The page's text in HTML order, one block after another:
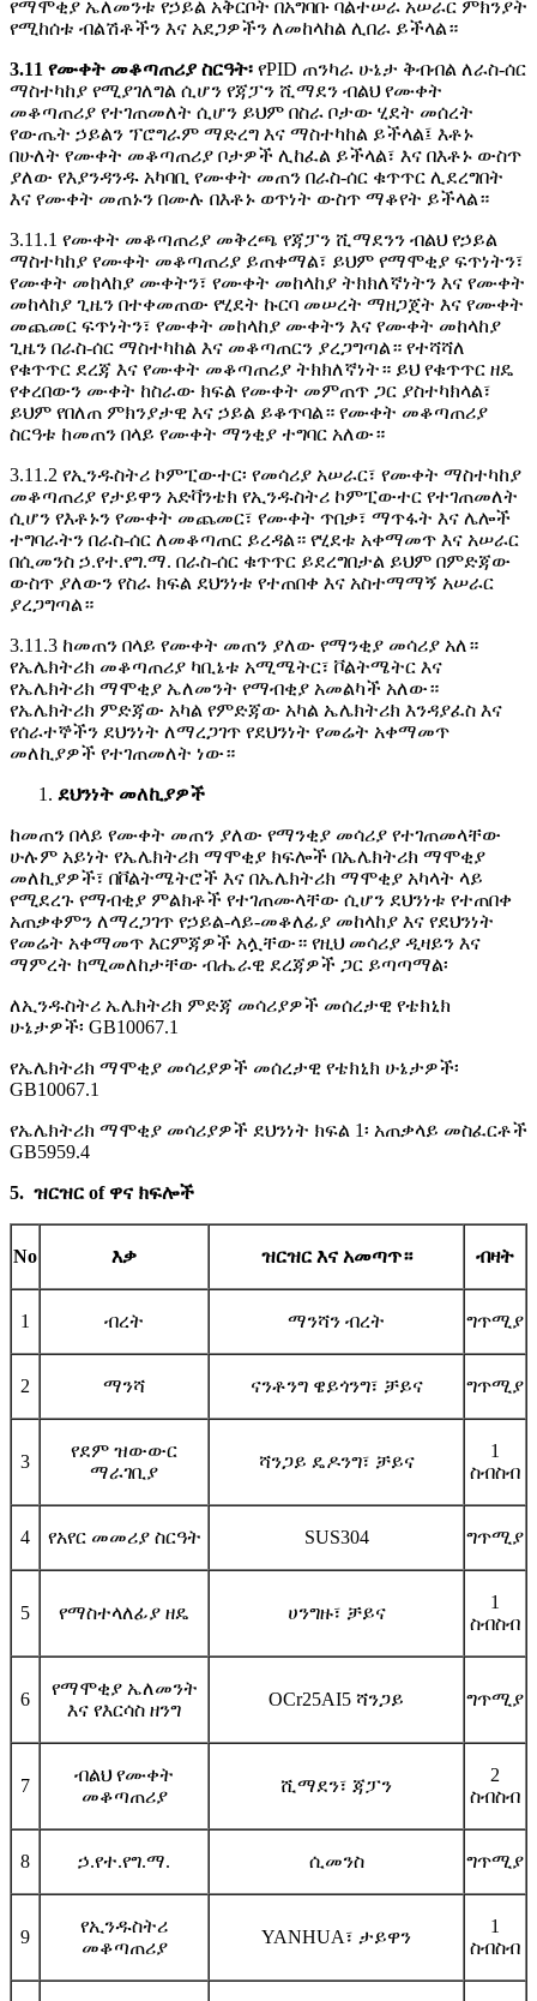
የማሞቂያ ኤለመንቱ የኃይል አቅርቦት በአግባቡ ባልተሠራ አሠራር ምክንያት
የሚከሰቱ ብልሽቶችን እና አደጋዎችን ለመከላከል ሊበራ ይችላል።
3.11 የሙቀት መቆጣጠሪያ ስርዓት፡ የPID ጠንካራ ሁኔታ ቅብብል ለራስ-ሰር
ማስተካከያ የሚያገለግል ሲሆን የጃፓን ሺማደን ብልህ የሙቀት
መቆጣጠሪያ የተገጠመለት ሲሆን ይህም በስራ ቦታው ሂደት መሰረት
የውጤት ኃይልን ፕሮግራም ማድረግ እና ማስተካከል ይችላል፤ እቶኑ
በሁለት የሙቀት መቆጣጠሪያ ቦታዎች ሊከፈል ይችላል፣ እና በእቶኑ ውስጥ
ያለው የእያንዳንዱ አካባቢ የሙቀት መጠን በራስ-ሰር ቁጥጥር ሊደረግበት
እና የሙቀት መጠኑን በሙሉ በእቶኑ ወጥነት ውስጥ ማቆየት ይችላል።
3.11.1 የሙቀት መቆጣጠሪያ መቅረጫ የጃፓን ሺማደንን ብልህ የኃይል
ማስተካከያ የሙቀት መቆጣጠሪያ ይጠቀማል፣ ይህም የማሞቂያ ፍጥነትን፣
የሙቀት መከላከያ ሙቀትን፣ የሙቀት መከላከያ ትክክለኛነትን እና የሙቀት
መከላከያ ጊዜን በተቀመጠው የሂደት ኩርባ መሠረት ማዘጋጀት እና የሙቀት
መጨመር ፍጥነትን፣ የሙቀት መከላከያ ሙቀትን እና የሙቀት መከላከያ
ጊዜን በራስ-ሰር ማስተካከል እና መቆጣጠርን ያረጋግጣል። የተሻሻለ
የቁጥጥር ደረጃ እና የሙቀት መቆጣጠሪያ ትክክለኛነት። ይህ የቁጥጥር ዘዴ
የቀረበውን ሙቀት ከስራው ክፍል የሙቀት መምጠጥ ጋር ያስተካክላል፣
ይህም የበለጠ ምክንያታዊ እና ኃይል ይቆጥባል። የሙቀት መቆጣጠሪያ
ስርዓቱ ከመጠን በላይ የሙቀት ማንቂያ ተግባር አለው።
3.11.2 የኢንዱስትሪ ኮምፒውተር፡ የመሳሪያ አሠራር፣ የሙቀት ማስተካከያ
መቆጣጠሪያ የታይዋን አድቫንቴክ የኢንዱስትሪ ኮምፒውተር የተገጠመለት
ሲሆን የእቶኑን የሙቀት መጨመር፣ የሙቀት ጥበቃ፣ ማጥፋት እና ሌሎች
ተግባራትን በራስ-ሰር ለመቆጣጠር ይረዳል። የሂደቱ አቀማመጥ እና አሠራር
በሲመንስ ኃ.የተ.የግ.ማ. በራስ-ሰር ቁጥጥር ይደረግበታል ይህም በምድጃው
ውስጥ ያለውን የስራ ክፍል ደህንነቱ የተጠበቀ እና አስተማማኝ አሠራር
ያረጋግጣል።
3.11.3 ከመጠን በላይ የሙቀት መጠን ያለው የማንቂያ መሳሪያ አለ።
የኤሌክትሪክ መቆጣጠሪያ ካቢኔቱ አሚሜትር፣ ቮልትሜትር እና
የኤሌክትሪክ ማሞቂያ ኤለመንት የማብቂያ አመልካች አለው።
የኤሌክትሪክ ምድጃው አካል የምድጃው አካል ኤሌክትሪክ እንዳያፈስ እና
የሰራተኞችን ደህንነት ለማረጋገጥ የደህንነት የመሬት አቀማመጥ
መለኪያዎች የተገጠመለት ነው።
ደህንነት መለኪያዎች
ከመጠን በላይ የሙቀት መጠን ያለው የማንቂያ መሳሪያ የተገጠመላቸው
ሁሉም አይነት የኤሌክትሪክ ማሞቂያ ክፍሎች በኤሌክትሪክ ማሞቂያ
መለኪያዎች፣ በቮልትሜትሮች እና በኤሌክትሪክ ማሞቂያ አካላት ላይ
የሚደረጉ የማብቂያ ምልክቶች የተገጠሙላቸው ሲሆን ደህንነቱ የተጠበቀ
አጠቃቀምን ለማረጋገጥ የኃይል-ላይ-መቆለፊያ መከላከያ እና የደህንነት
የመሬት አቀማመጥ እርምጃዎች አሏቸው። የዚህ መሳሪያ ዲዛይን እና
ማምረት ከሚመለከታቸው ብሔራዊ ደረጃዎች ጋር ይጣጣማል፡
ለኢንዱስትሪ ኤሌክትሪክ ምድጃ መሳሪያዎች መሰረታዊ የቴክኒክ
ሁኔታዎች፡ GB10067.1
የኤሌክትሪክ ማሞቂያ መሳሪያዎች መሰረታዊ የቴክኒክ ሁኔታዎች፡
GB10067.1
የኤሌክትሪክ ማሞቂያ መሳሪያዎች ደህንነት ክፍል 1፡ አጠቃላይ መስፈርቶች
GB5959.4
5. ዝርዝር of ዋና ክፍሎች
No እቃ ዝርዝር እና አመጣጥ። ብዛት
1 ብረት ማንሻን ብረት ግጥሚያ
2 ማንሻ ናንቶንግ ዌይጎንግ፣ ቻይና ግጥሚያ
3
የደም ዝውውር
ማራገቢያ
ሻንጋይ ዴዶንግ፣ ቻይና
1
ስብስብ
4 የአየር መመሪያ ስርዓት SUS304 ግጥሚያ
5 የማስተላለፊያ ዘዴ ሀንግዙ፣ ቻይና
1
ስብስብ
6
የማሞቂያ ኤለመንት
እና የእርሳስ ዘንግ
OCr25AI5 ሻንጋይ ግጥሚያ
7
ብልህ የሙቀት
መቆጣጠሪያ
ሺማደን፣ ጃፓን
2
ስብስብ
8 ኃ.የተ.የግ.ማ. ሲመንስ ግጥሚያ
9
የኢንዱስትሪ
መቆጣጠሪያ
YANHUA፣ ታይዋን
1
ስብስብ